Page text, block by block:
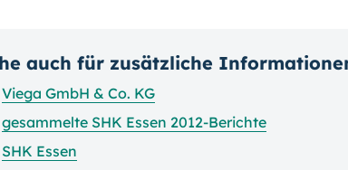
auch für zusätzliche
Viega GmbH & Co. KG
gesammelte SHK Essen 2012-Berichte
SHK Essen